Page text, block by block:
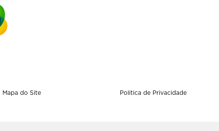
Mapa do Site Politica de Privacidade